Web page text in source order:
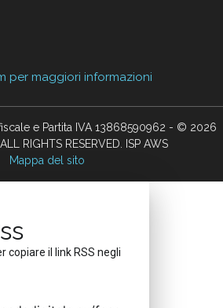
per maggiori informazioni
e Partita IVA 13868590962 - © 2026
RIGHTS RESERVED. ISP AWS
Mappa del sito
copiare il link RSS negli